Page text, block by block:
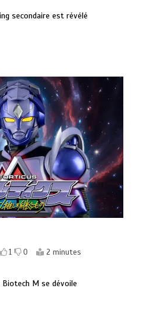
secondaire est révélé
1 0
2 minutes
M se dévoile